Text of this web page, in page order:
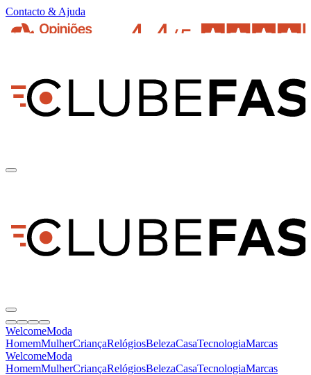
Contacto & Ajuda
WelcomeModa
HomemMulherCriançaRelógiosBelezaCasaTecnologiaMarcas
WelcomeModa
HomemMulherCriançaRelógiosBelezaCasaTecnologiaMarcas